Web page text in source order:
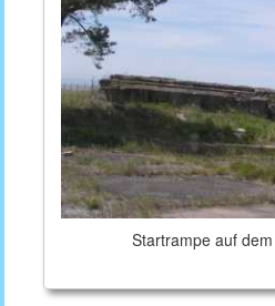
Startrampe auf